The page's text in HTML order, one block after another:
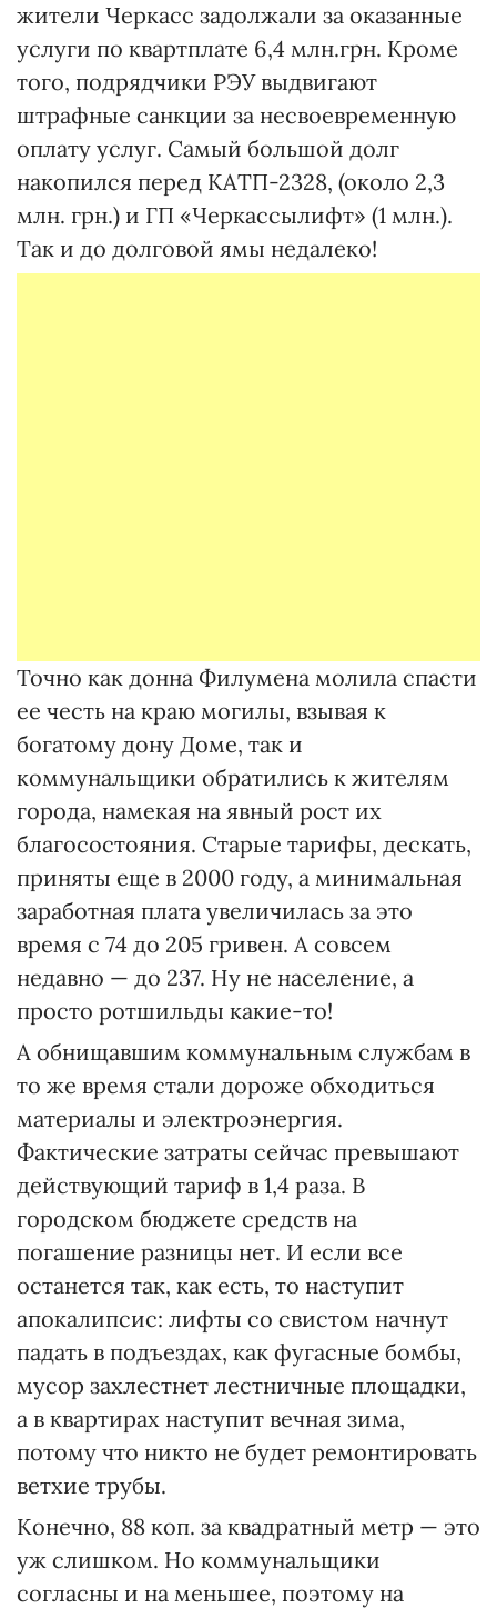
жители Черкасс задолжали за оказанные
услуги по квартплате 6,4 млн.грн. Кроме
того, подрядчики РЭУ выдвигают
штрафные санкции за несвоевременную
оплату услуг. Самый большой долг
накопился перед КАТП-2328, (около 2,3
млн. грн.) и ГП «Черкассылифт» (1 млн.).
Так и до долговой ямы недалеко!
Точно как донна Филумена молила спасти
ее честь на краю могилы, взывая к
богатому дону Доме, так и
коммунальщики обратились к жителям
города, намекая на явный рост их
благосостояния. Старые тарифы, дескать,
приняты еще в 2000 году, а минимальная
заработная плата увеличилась за это
время с 74 до 205 гривен. А совсем
недавно — до 237. Ну не население, а
просто ротшильды какие-то!
А обнищавшим коммунальным службам в
то же время стали дороже обходиться
материалы и электроэнергия.
Фактические затраты сейчас превышают
действующий тариф в 1,4 раза. В
городском бюджете средств на
погашение разницы нет. И если все
останется так, как есть, то наступит
апокалипсис: лифты со свистом начнут
падать в подъездах, как фугасные бомбы,
мусор захлестнет лестничные площадки,
а в квартирах наступит вечная зима,
потому что никто не будет ремонтировать
ветхие трубы.
Конечно, 88 коп. за квадратный метр — это
уж слишком. Но коммунальщики
согласны и на меньшее, поэтому на